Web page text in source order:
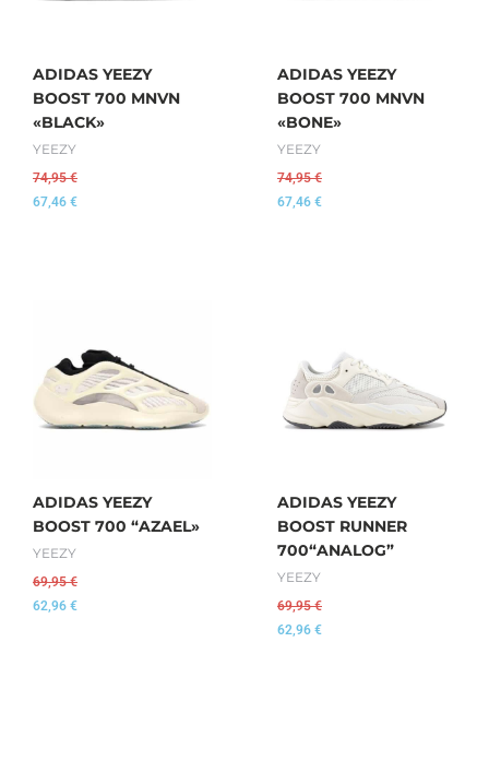
ADIDAS YEEZY
BOOST 700 MNVN
«BLACK»
YEEZY
74,95€
67,46 €
ADIDAS YEEZY
BOOST 700 MNVN
«BONE»
YEEZY
74,95€
67,46 €
ADIDAS YEEZY
BOOST 700 “AZAEL»
YEEZY
69,95€
62,96 €
ADIDAS YEEZY
BOOST RUNNER
700“ANALOG”
YEEZY
69,95€
62,96 €